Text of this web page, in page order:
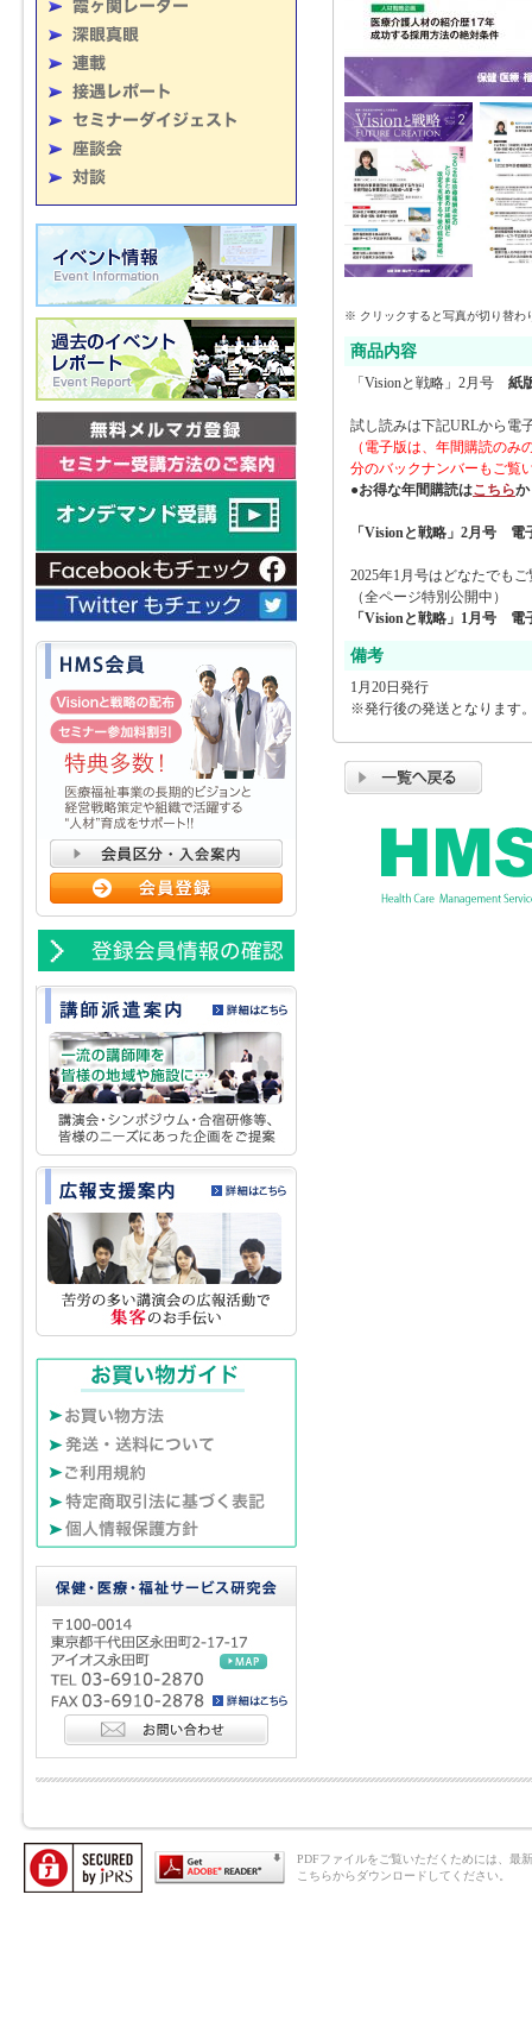
※ クリックすると写真が切り替わ
商品内容
「Visionと戦略」2月号 紙
試し読みは下記URLから電
（電子版は、年間購読のみ
分のバックナンバーもご覧
●お得な年間購読はこちら
「Visionと戦略」2月号 電
2025年1月号はどなたでも
（全ページ特別公開中）
「Visionと戦略」1月号 電
備考
1月20日発行
※発行後の発送となります
PDFファイルをご覧いただくためには、最
こちらからダウンロードしてください。